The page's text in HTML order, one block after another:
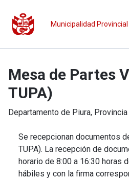
Municipalidad
Mesa de Partes
TUPA)
Departamento de Piura,
Se recepcionan documentos
TUPA). La recepción de
horario de 8:00 a 16:30 horas
hábiles y con la firma